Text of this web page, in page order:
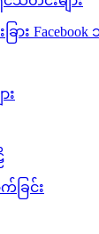
ြား
း
ခြင်း